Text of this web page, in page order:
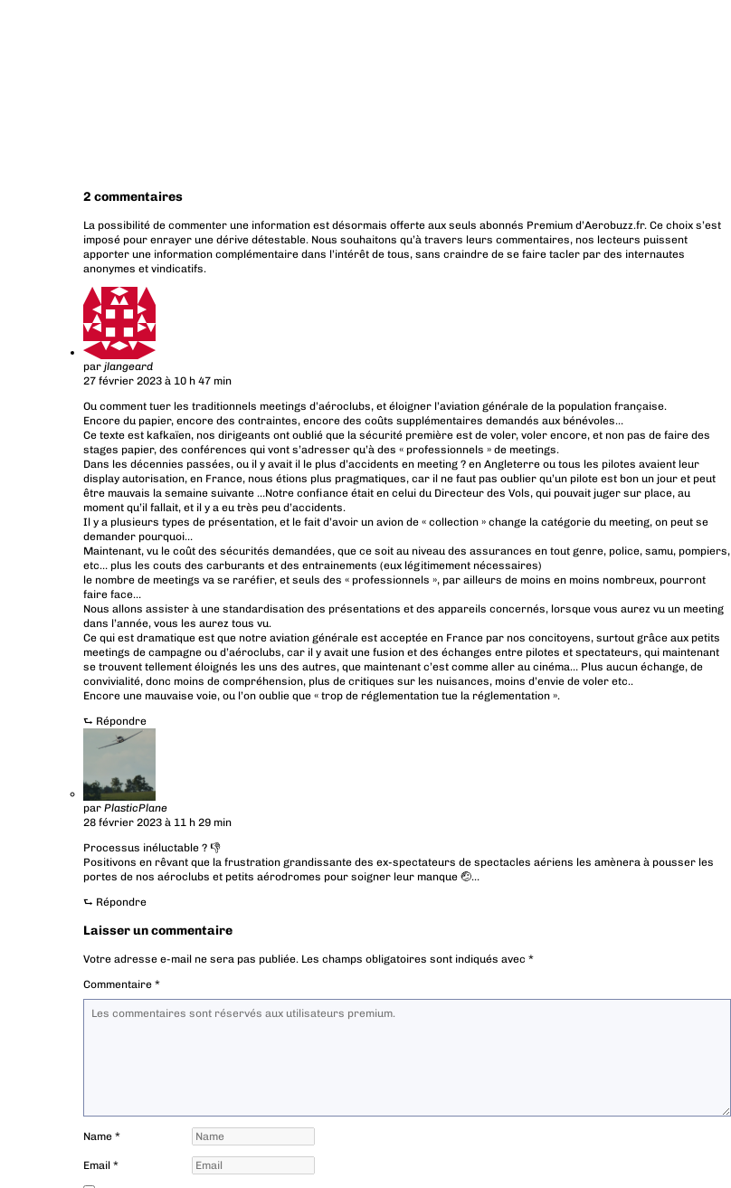
2 commentaires
La possibilité de commenter une information est désormais offerte aux seuls abonnés Premium d’Aerobuzz.fr. Ce choix s’est
imposé pour enrayer une dérive détestable. Nous souhaitons qu’à travers leurs commentaires, nos lecteurs puissent
apporter une information complémentaire dans l’intérêt de tous, sans craindre de se faire tacler par des internautes
anonymes et vindicatifs.
par jlangeard
27 février 2023 à 10 h 47 min
Ou comment tuer les traditionnels meetings d’aéroclubs, et éloigner l’aviation générale de la population française.
Encore du papier, encore des contraintes, encore des coûts supplémentaires demandés aux bénévoles…
Ce texte est kafkaïen, nos dirigeants ont oublié que la sécurité première est de voler, voler encore, et non pas de faire des
stages papier, des conférences qui vont s’adresser qu’à des « professionnels » de meetings.
Dans les décennies passées, ou il y avait il le plus d’accidents en meeting ? en Angleterre ou tous les pilotes avaient leur
display autorisation, en France, nous étions plus pragmatiques, car il ne faut pas oublier qu’un pilote est bon un jour et peut
être mauvais la semaine suivante …Notre confiance était en celui du Directeur des Vols, qui pouvait juger sur place, au
moment qu’il fallait, et il y a eu très peu d’accidents.
Il y a plusieurs types de présentation, et le fait d’avoir un avion de « collection » change la catégorie du meeting, on peut se
demander pourquoi…
Maintenant, vu le coût des sécurités demandées, que ce soit au niveau des assurances en tout genre, police, samu, pompiers,
etc… plus les couts des carburants et des entrainements (eux légitimement nécessaires)
le nombre de meetings va se raréfier, et seuls des « professionnels », par ailleurs de moins en moins nombreux, pourront
faire face…
Nous allons assister à une standardisation des présentations et des appareils concernés, lorsque vous aurez vu un meeting
dans l’année, vous les aurez tous vu.
Ce qui est dramatique est que notre aviation générale est acceptée en France par nos concitoyens, surtout grâce aux petits
meetings de campagne ou d’aéroclubs, car il y avait une fusion et des échanges entre pilotes et spectateurs, qui maintenant
se trouvent tellement éloignés les uns des autres, que maintenant c’est comme aller au cinéma… Plus aucun échange, de
convivialité, donc moins de compréhension, plus de critiques sur les nuisances, moins d’envie de voler etc..
Encore une mauvaise voie, ou l’on oublie que « trop de réglementation tue la réglementation ».
⮑ Répondre
par PlasticPlane
28 février 2023 à 11 h 29 min
Processus inéluctable ? 👎
Positivons en rêvant que la frustration grandissante des ex-spectateurs de spectacles aériens les amènera à pousser les
portes de nos aéroclubs et petits aérodromes pour soigner leur manque 🤕…
⮑ Répondre
Laisser un commentaire
Votre adresse e-mail ne sera pas publiée. Les champs obligatoires sont indiqués avec *
Commentaire *
Name *
Email *